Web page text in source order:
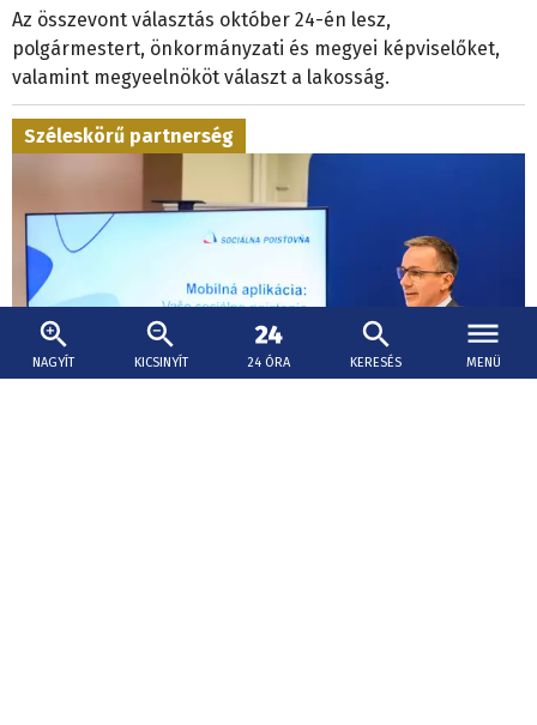
NAGYÍT KICSINYÍT 24 ÓRA KERESÉS MENÜ
Az összevont választás október 24-én lesz,
polgármestert, önkormányzati és megyei képviselőket,
valamint megyeelnököt választ a lakosság.
Széleskörű partnerség